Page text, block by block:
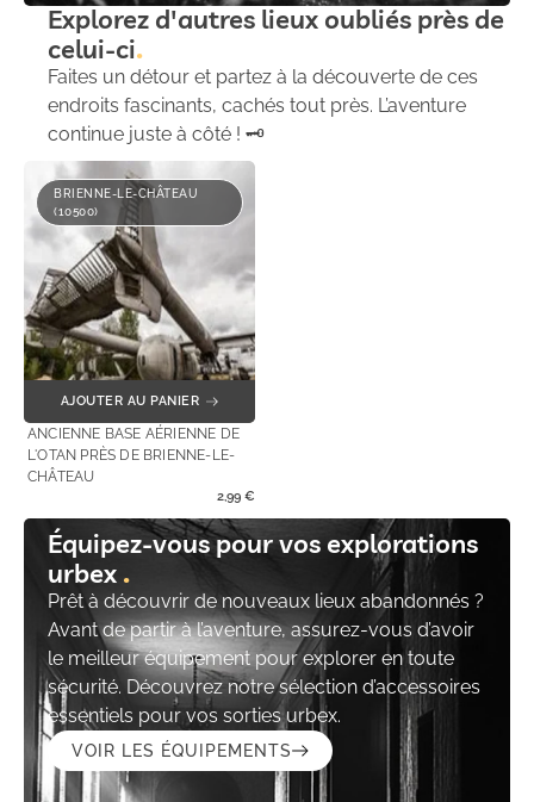
Explorez d'autres lieux oubliés près de
celui-ci
Faites un détour et partez à la découverte de ces
endroits fascinants, cachés tout près. L’aventure
continue juste à côté ! 🗝️
BRIENNE-LE-CHÂTEAU
(10500)
AJOUTER AU PANIER
ANCIENNE BASE AÉRIENNE DE
L'OTAN PRÈS DE BRIENNE-LE-
CHÂTEAU
2,99 €
Équipez-vous pour vos explorations
urbex
Prêt à découvrir de nouveaux lieux abandonnés ?
Avant de partir à l’aventure, assurez-vous d’avoir
le meilleur équipement pour explorer en toute
sécurité. Découvrez notre sélection d’accessoires
essentiels pour vos sorties urbex.
VOIR LES ÉQUIPEMENTS